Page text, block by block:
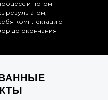
и потом
результатом,
комплектацию
до окончания